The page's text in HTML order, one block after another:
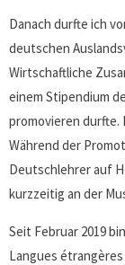
Danach durfte ich
deutschen
Wirtschaftliche
einem Stipendium
promovieren durfte.
Während der
Deutschlehrer auf
kurzzeitig an der
Seit Februar 2019
Langues